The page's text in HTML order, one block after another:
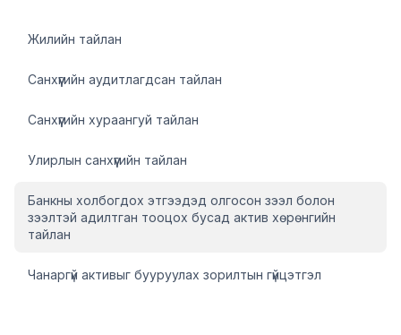
Жилийн тайлан
Санхүүгийн аудитлагдсан тайлан
Санхүүгийн хураангуй тайлан
Улирлын санхүүгийн тайлан
Банкны холбогдох этгээдэд олгосон зээл болон
зээлтэй адилтган тооцох бусад актив хөрөнгийн
тайлан
Чанаргүй активыг бууруулах зорилтын гүйцэтгэл